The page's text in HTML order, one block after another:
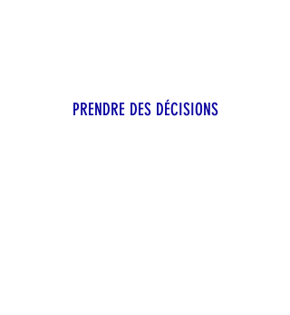
PRENDRE DES DÉCISIONS